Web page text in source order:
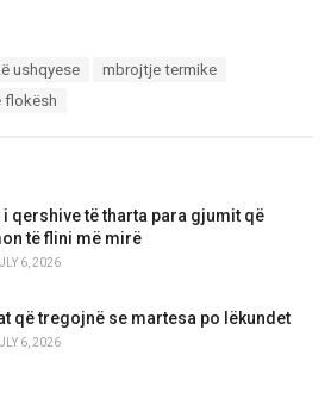
ushqyese
mbrojtje termike
flokësh
i qershive të tharta para gjumit që
të flini më mirë
6, 2026
që tregojnë se martesa po lëkundet
6, 2026